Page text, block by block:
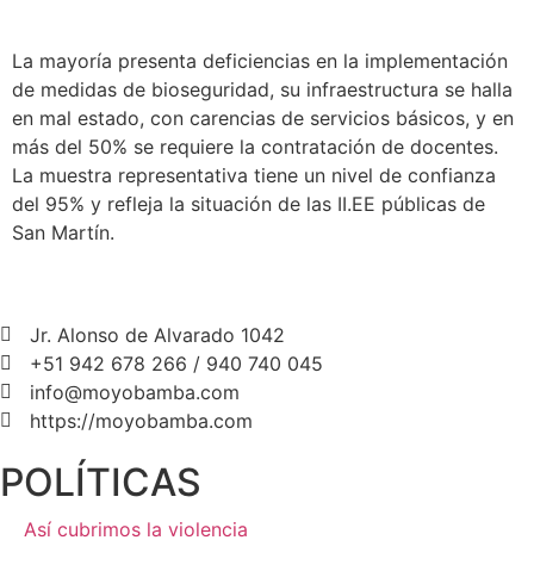
La mayoría presenta deficiencias en la implementación
de medidas de bioseguridad, su infraestructura se halla
en mal estado, con carencias de servicios básicos, y en
más del 50% se requiere la contratación de docentes.
La muestra representativa tiene un nivel de confianza
del 95% y refleja la situación de las II.EE públicas de
San Martín.
Jr. Alonso de Alvarado 1042
+51 942 678 266 / 940 740 045
info@moyobamba.com
https://moyobamba.com
POLÍTICAS
Así cubrimos la violencia